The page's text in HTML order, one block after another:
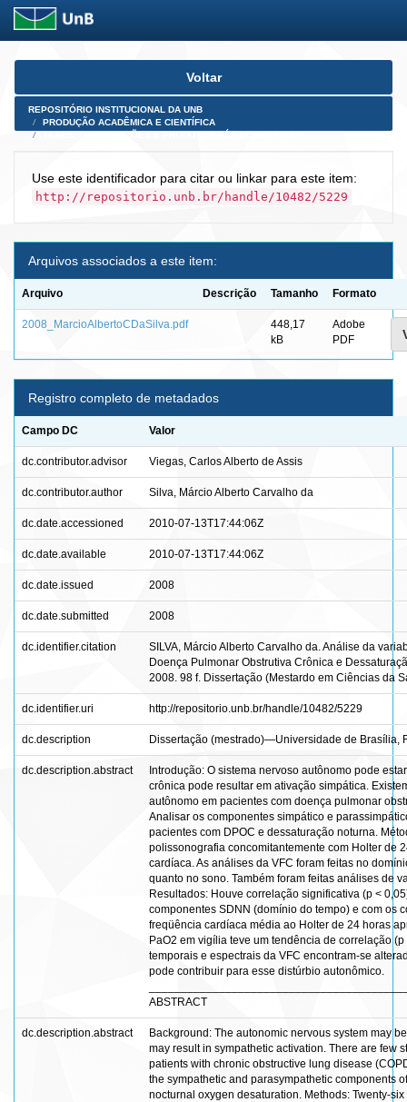
Skip
Voltar
REPOSITÓRIO INSTITUCIONAL DA UNB
PRODUÇÃO ACADÊMICA E CIENTÍFICA
Use este identificador para citar ou linkar para este item:
http://repositorio.unb.br/handle/10482/5229
Arquivos associados a este item:
Arquivo Descrição Tamanho Formato
2008_MarcioAlbertoCDaSilva.pdf
448,17
kB
Adobe
PDF
Registro completo de metadados
Campo DC Valor
dc.contributor.advisor Viegas, Carlos Alberto de Assis
dc.contributor.author Silva, Márcio Alberto Carvalho da
dc.date.accessioned 2010-07-13T17:44:06Z
dc.date.available 2010-07-13T17:44:06Z
dc.date.issued 2008
dc.date.submitted 2008
dc.identifier.citation
SILVA, Márcio Alberto Carvalho da. Análise da
Doença Pulmonar Obstrutiva Crônica e
2008. 98 f. Dissertação (Mestardo em Ciências da
dc.identifier.uri http://repositorio.unb.br/handle/10482/5229
dc.description Dissertação (mestrado)—Universidade de Brasília,
dc.description.abstract
Introdução: O sistema nervoso autônomo pode
crônica pode resultar em ativação simpática.
autônomo em pacientes com doença pulmonar
Analisar os componentes simpático e
pacientes com DPOC e dessaturação noturna.
polissonografia concomitantemente com Holter de
cardíaca. As análises da VFC foram feitas no
quanto no sono. Também foram feitas análises de
Resultados: Houve correlação significativa (p <
componentes SDNN (domínio do tempo) e com os
freqüência cardíaca média ao Holter de 24 horas
PaO2 em vigília teve um tendência de correlação
temporais e espectrais da VFC encontram-se
pode contribuir para esse distúrbio autonômico.
ABSTRACT
dc.description.abstract
Background: The autonomic nervous system may
may result in sympathetic activation. There are few
patients with chronic obstructive lung disease
the sympathetic and parasympathetic components
nocturnal oxygen desaturation. Methods: Twenty-